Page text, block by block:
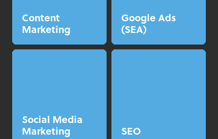
Content
Marketing
Google Ads
(SEA)
Social Media
Marketing
SEO